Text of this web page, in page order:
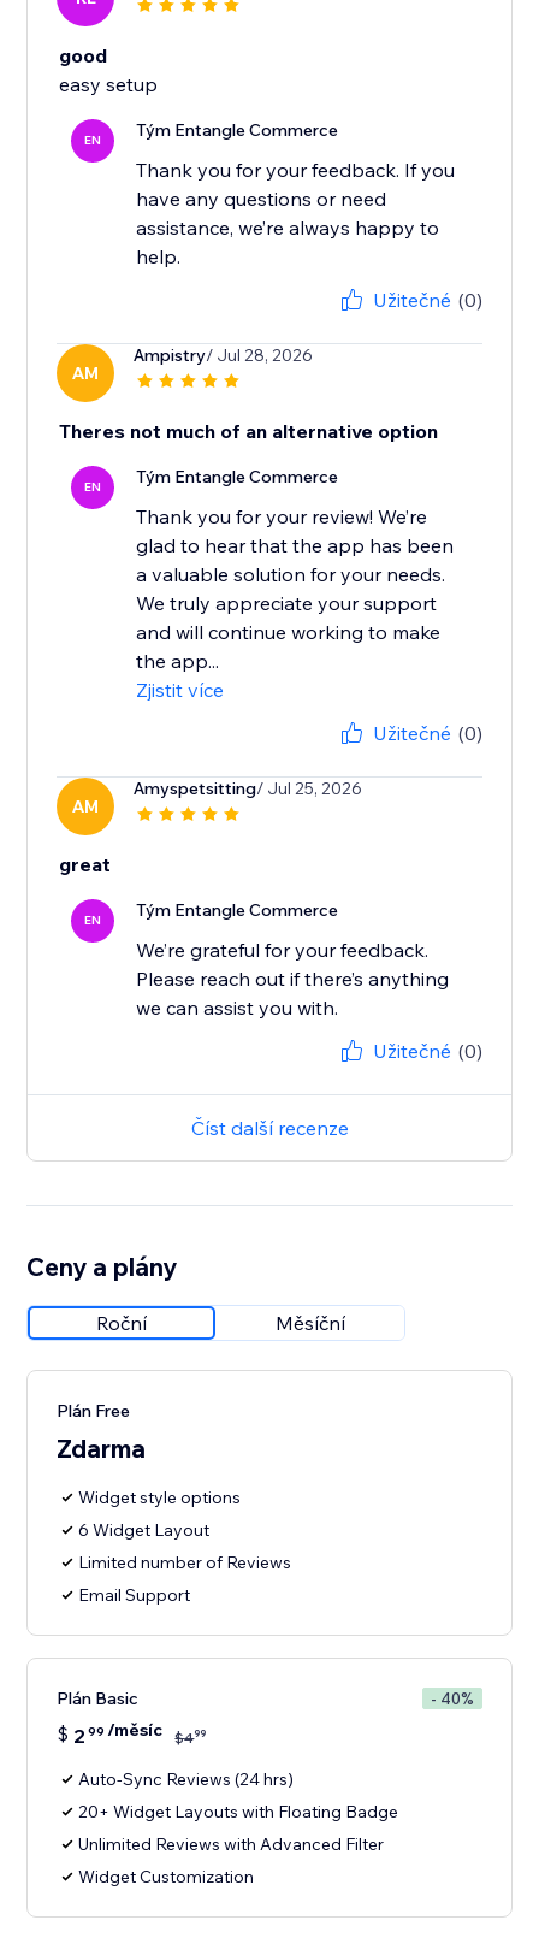
good
easy setup
EN Tým Entangle Commerce
Thank you for your feedback. If you
have any questions or need
assistance, we’re always happy to
Užitečné (0)
AM
Ampistry/ Jul 28, 2026
Theres not much of an alternative option
EN Tým Entangle Commerce
Thank you for your review! We’re
glad to hear that the app has been
a valuable solution for your needs.
We truly appreciate your support
and will continue working to make
the app...
Zjistit více
Užitečné (0)
AM
Amyspetsitting/ Jul 25, 2026
great
EN Tým Entangle Commerce
We’re grateful for your feedback.
Please reach out if there’s anything
Užitečné (0)
Číst další recenze
Ceny a plány
Roční Měsíční
Plán Free
Zdarma
Widget style options
6 Widget Layout
Limited number of Reviews
Email Support
Plán Basic - 40%
$ 2 99 /měsíc $499
Auto-Sync Reviews (24 hrs)
20+ Widget Layouts with Floating Badge
Unlimited Reviews with Advanced Filter
Widget Customization